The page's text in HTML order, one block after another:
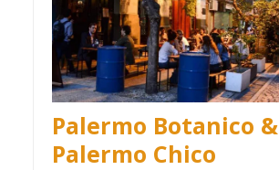
Palermo Botanico &
Palermo Chico